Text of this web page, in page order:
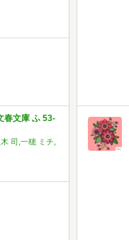
春文庫 ふ 53-
司,一穂 ミチ,